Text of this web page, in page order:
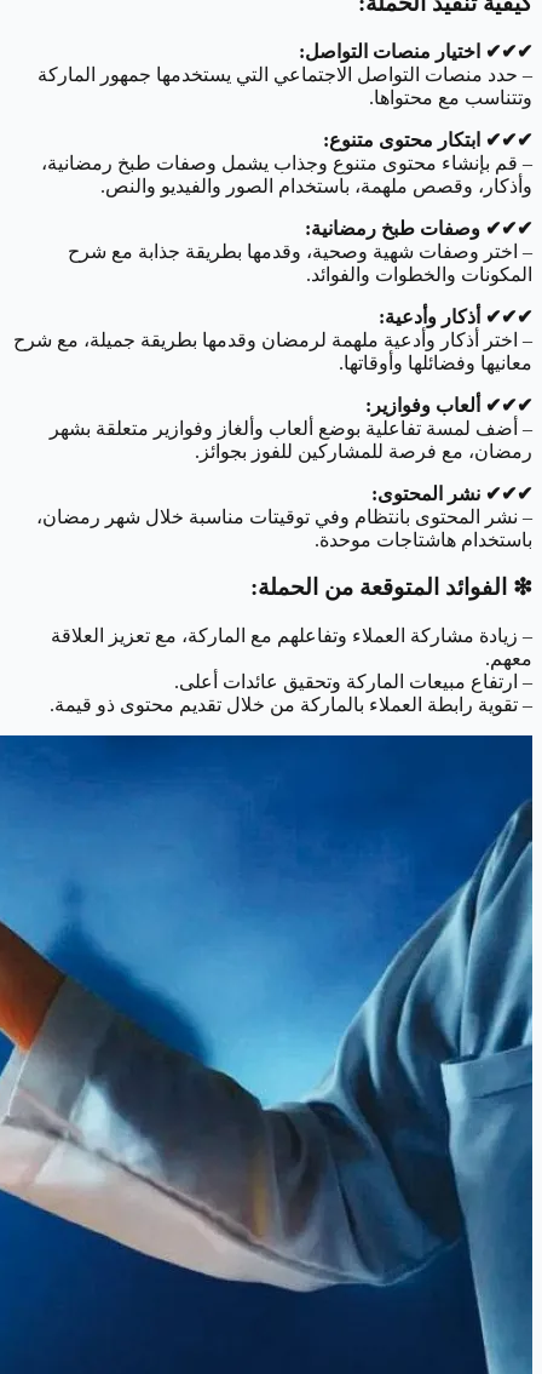
✔︎✔︎✔︎ اختيار منصات التواصل:
– حدد منصات التواصل الاجتماعي التي يستخدمها جمهور الماركة
وتتناسب مع محتواها.
✔︎✔︎✔︎ ابتكار محتوى متنوع:
– قم بإنشاء محتوى متنوع وجذاب يشمل وصفات طبخ رمضانية،
وأذكار، وقصص ملهمة، باستخدام الصور والفيديو والنص.
✔︎✔︎✔︎ وصفات طبخ رمضانية:
– اختر وصفات شهية وصحية، وقدمها بطريقة جذابة مع شرح
المكونات والخطوات والفوائد.
✔︎✔︎✔︎ أذكار وأدعية:
– اختر أذكار وأدعية ملهمة لرمضان وقدمها بطريقة جميلة، مع شرح
معانيها وفضائلها وأوقاتها.
✔︎✔︎✔︎ ألعاب وفوازير:
– أضف لمسة تفاعلية بوضع ألعاب وألغاز وفوازير متعلقة بشهر
رمضان، مع فرصة للمشاركين للفوز بجوائز.
✔︎✔︎✔︎ نشر المحتوى:
– نشر المحتوى بانتظام وفي توقيتات مناسبة خلال شهر رمضان،
باستخدام هاشتاجات موحدة.
❇︎ الفوائد المتوقعة من الحملة:
– زيادة مشاركة العملاء وتفاعلهم مع الماركة، مع تعزيز العلاقة
معهم.
– ارتفاع مبيعات الماركة وتحقيق عائدات أعلى.
– تقوية رابطة العملاء بالماركة من خلال تقديم محتوى ذو قيمة.